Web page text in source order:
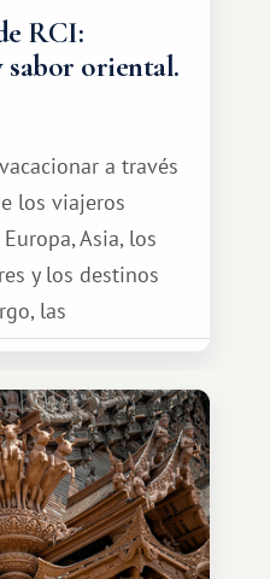
RCI:
sabor oriental.
a través
los viajeros
Asia, los
y los destinos
las
el sistema
más
se encuentra
que ofrece una
completamente